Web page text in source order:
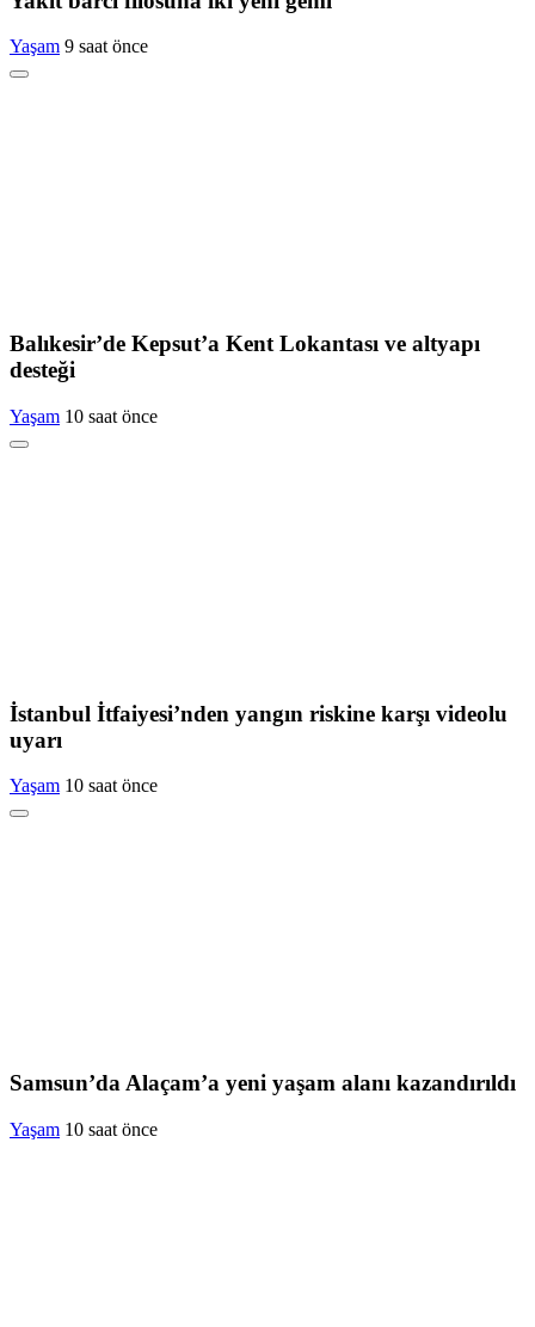
Yaşam 9 saat önce
Balıkesir’de Kepsut’a Kent Lokantası ve altyapı
desteği
Yaşam 10 saat önce
İstanbul İtfaiyesi’nden yangın riskine karşı videolu
uyarı
Yaşam 10 saat önce
Samsun’da Alaçam’a yeni yaşam alanı kazandırıldı
Yaşam 10 saat önce